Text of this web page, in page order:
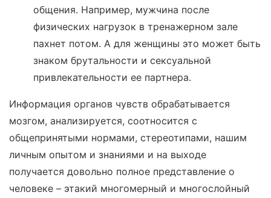
общения. Например, мужчина после
физических нагрузок в тренажерном зале
пахнет потом. А для женщины это может быть
знаком брутальности и сексуальной
привлекательности ее партнера.
Информация органов чувств обрабатывается
мозгом, анализируется, соотносится с
общепринятыми нормами, стереотипами, нашим
личным опытом и знаниями и на выходе
получается довольно полное представление о
человеке – этакий многомерный и многослойный